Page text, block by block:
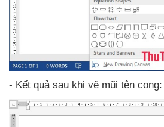
- Kết quả sau khi vẽ mũi tên cong: